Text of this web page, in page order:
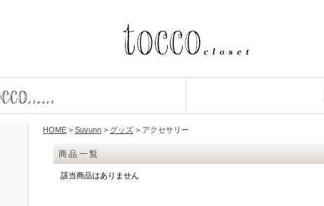
HOME > Suyunn > グッズ > アクセサリー
商品一覧
該当商品はありません